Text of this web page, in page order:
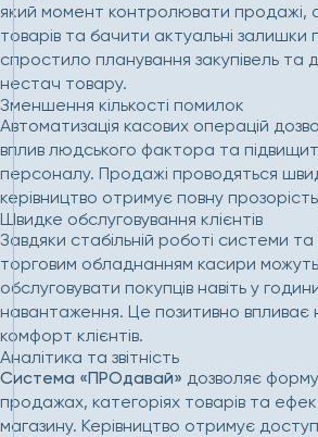
який момент контролювати продажі,
товарів та бачити актуальні залишки
спростило планування закупівель та
нестач товару.
Зменшення кількості помилок
Автоматизація касових операцій
вплив людського фактора та
персоналу. Продажі проводяться
керівництво отримує повну прозорість
Швидке обслуговування клієнтів
Завдяки стабільній роботі системи та
торговим обладнанням касири
обслуговувати покупців навіть у
навантаження. Це позитивно впливає
комфорт клієнтів.
Аналітика та звітність
Система «ПРОдавай» дозволяє
продажах, категоріях товарів та
магазину. Керівництво отримує